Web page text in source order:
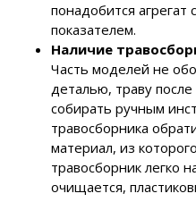
понадобится агрегат
показателем.
Наличие
Часть моделей не
деталью, траву
собирать ручным
травосборника
материал, из
травосборник легко
очищается,